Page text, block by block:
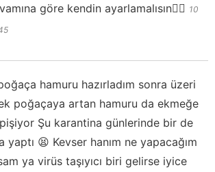
göre kendin ayarlamalısın👍🏻 10
hamuru hazırladım sonra üzeri
poğaçaya artan hamuru da ekmeğe
Şu karantina günlerinde bir de
yaptı 😫 Kevser hanım ne yapacağım
ya virüs taşıyıcı biri gelirse iyice